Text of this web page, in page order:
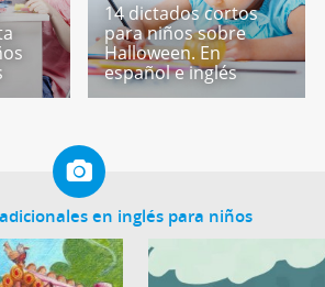
14 dictados cortos
para niños sobre
Halloween. En
español e inglés
en inglés para niños